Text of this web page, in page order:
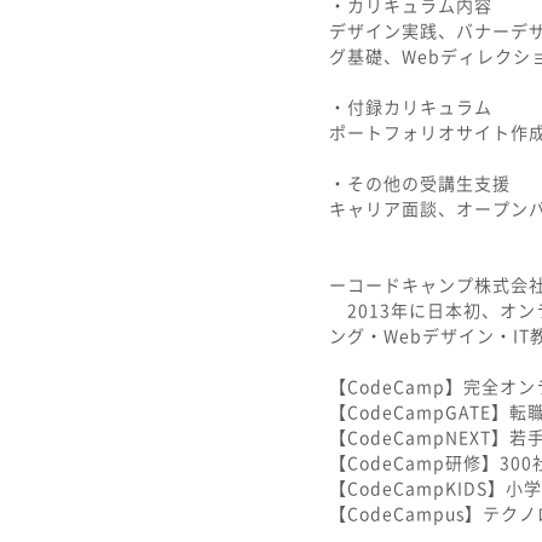
・カリキュラム内容
デザイン実践、バナーデ
グ基礎、Webディレクシ
・付録カリキュラム
ポートフォリオサイト作
・その他の受講生支援
キャリア面談、オープン
ーコードキャンプ株式会
2013年に日本初、オン
ング・Webデザイン・IT
【CodeCamp】完全オ
【CodeCampGATE】転
【CodeCampNEXT】若
【CodeCamp研修】
【CodeCampKIDS】小
【CodeCampus】テク